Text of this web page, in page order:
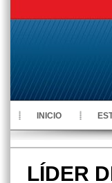
INICIO
LÍDER